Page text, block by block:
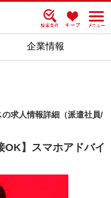
企業情報
求人情報詳細（派遣社員/
】スマホアドバイ